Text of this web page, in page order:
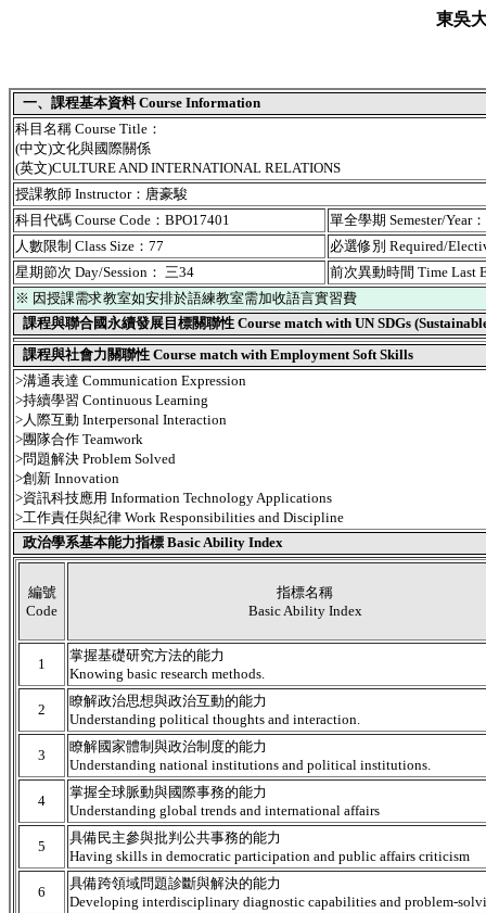
東吳
一、課程基本資料 Course Information
科目名稱 Course Title：
(中文)文化與國際關係
(英文)CULTURE AND INTERNATIONAL RELATIONS
授課教師 Instructor：唐豪駿
科目代碼 Course Code：BPO17401
單全學期 Semester/Year
人數限制 Class Size：77
必選修別 Required/
星期節次 Day/Session： 三34
前次異動時間 Time Last
※ 因授課需求教室如安排於語練教室需加收語言實習費
課程與聯合國永續發展目標關聯性 Course match with UN SDGs
課程與社會力關聯性 Course match with Employment Soft Skills
>溝通表達 Communication Expression
>持續學習 Continuous Learning
>人際互動 Interpersonal Interaction
>團隊合作 Teamwork
>問題解決 Problem Solved
>創新 Innovation
>資訊科技應用 Information Technology Applications
>工作責任與紀律 Work Responsibilities and Discipline
政治學系基本能力指標 Basic Ability Index
編號
Code
指標名稱
Basic Ability Index
1
掌握基礎研究方法的能力
Knowing basic research methods.
2
瞭解政治思想與政治互動的能力
Understanding political thoughts and interaction.
3
瞭解國家體制與政治制度的能力
Understanding national institutions and political institutions.
4
掌握全球脈動與國際事務的能力
Understanding global trends and international affairs
5
具備民主參與批判公共事務的能力
Having skills in democratic participation and public affairs criticism
6
具備跨領域問題診斷與解決的能力
Developing interdisciplinary diagnostic capabilities and problem-